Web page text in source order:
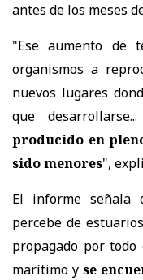
antes de los meses
"Ese aumento de
organismos a
nuevos lugares
que desarrollarse...
producido en
sido menores",
El informe señala
percebe de
propagado por
marítimo yse